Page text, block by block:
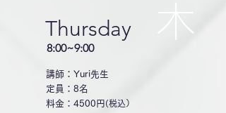
Thursday
8:00~9:00
講師：Yuri先生
定員：8名
料金：4500円 (税込）
木